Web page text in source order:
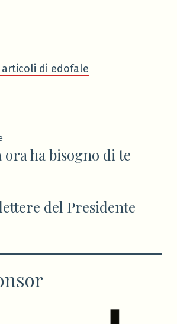
di edofale
precedente:ha bisogno di te
del Presidente